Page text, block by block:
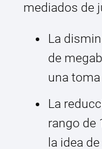
mediados de
La
de
una
La
rango de
la idea